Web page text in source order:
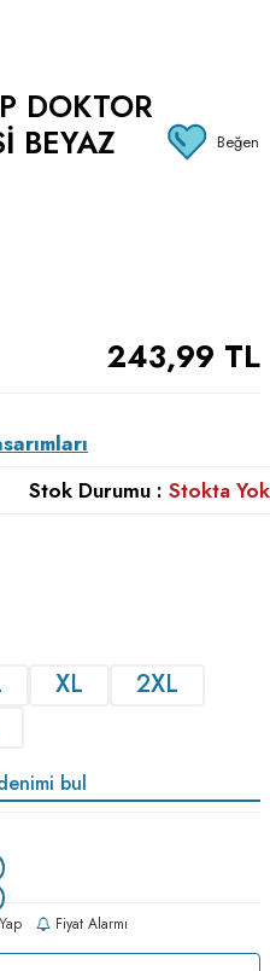
DOKTOR
BEYAZ
Beğen
243,99 TL
Stok Durumu : Stokta Yok
XL
2XL
bul
Fiyat Alarmı